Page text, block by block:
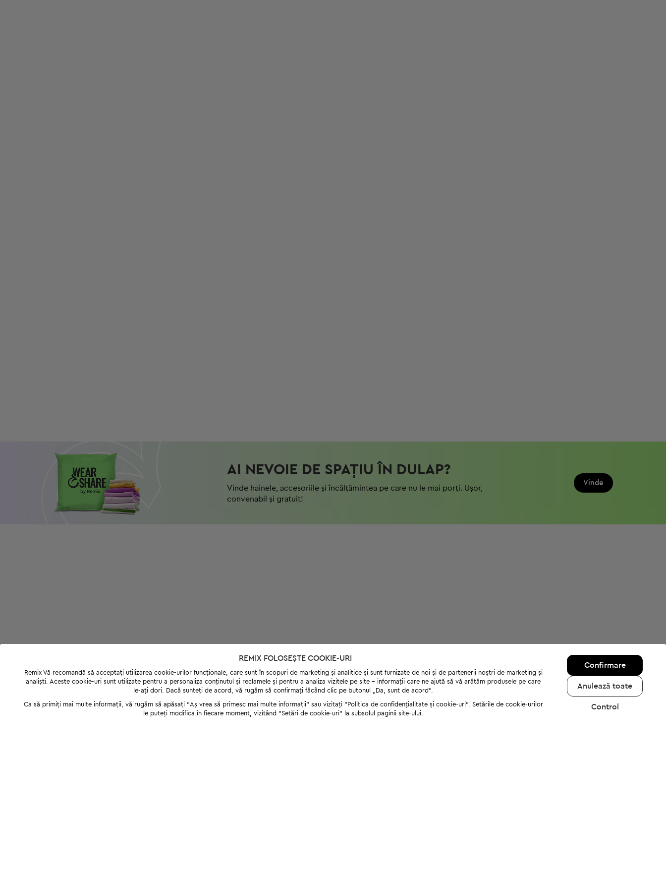
AI NEVOIE DE SPAȚIU ÎN DULAP?
Vinde hainele, accesoriile și încălțămintea pe care nu le mai porți. Ușor,
convenabil și gratuit!
Vinde
REMIX FOLOSEȘTE COOKIE-URI
Remix Vă recomandă să acceptați utilizarea cookie-urilor funcționale, care sunt în scopuri de marketing și analitice și sunt furnizate de noi și de partenerii noștri de marketing și
analiști. Aceste cookie-uri sunt utilizate pentru a personaliza conținutul și reclamele și pentru a analiza vizitele pe site - informații care ne ajută să vă arătăm produsele pe care
le-ați dori. Dacă sunteți de acord, vă rugăm să confirmați făcând clic pe butonul „Da, sunt de acord”.
Ca să primiți mai multe informații, vă rugăm să apăsați "Аș vrea să primesc mai multe informații" sau vizitați "Politica de confidențialitate și cookie-uri". Setările de cookie-urilor
le puteți modifica în fiecare moment, vizitând "Setări de cookie-uri" la subsolul paginii site-ului.
Confirmare
Anulează toate
Control